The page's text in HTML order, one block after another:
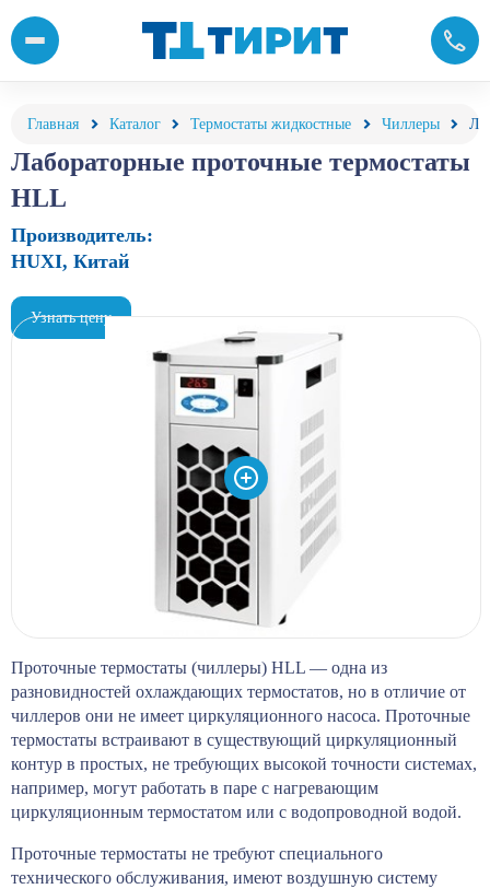
Главная Каталог Термостаты жидкостные Чиллеры
Лабораторные проточные термостаты
HLL
Производитель:
HUXI, Китай
Узнать цену
Проточные термостаты (чиллеры) HLL — одна из
разновидностей охлаждающих термостатов, но в отличие от
чиллеров они не имеет циркуляционного насоса. Проточные
термостаты встраивают в существующий циркуляционный
контур в простых, не требующих высокой точности системах,
например, могут работать в паре с нагревающим
циркуляционным термостатом или с водопроводной водой.
Проточные термостаты не требуют специального
технического обслуживания, имеют воздушную систему